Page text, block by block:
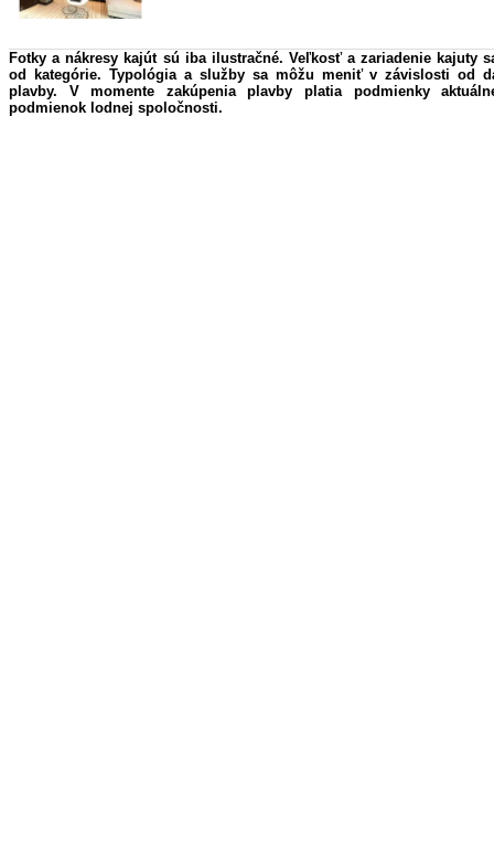
Fotky a nákresy kajút sú iba ilustračné. Veľkosť a zariadenie kajuty
od kategórie. Typológia a služby sa môžu meniť v závislosti od
plavby. V momente zakúpenia plavby platia podmienky
podmienok lodnej spoločnosti.